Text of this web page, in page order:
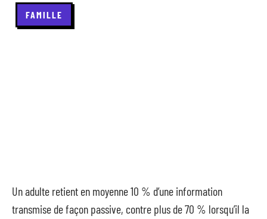
FAMILLE
Un adulte retient en moyenne 10 % d’une information
transmise de façon passive, contre plus de 70 % lorsqu’il la